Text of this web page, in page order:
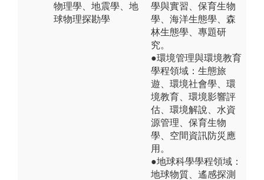
物理學、地震學、地
球物理探勘學
學與實習、保育生物
學、海洋生態學、森
林生態學、專題研
究。
●環境管理與環境教育
學程領域：生態旅
遊、環境社會學、環
境教育、環境影響評
估、環境解說、水資
源管理、保育生物
學、空間資訊防災應
用。
●地球科學學程領域：
地球物質、遙感探測